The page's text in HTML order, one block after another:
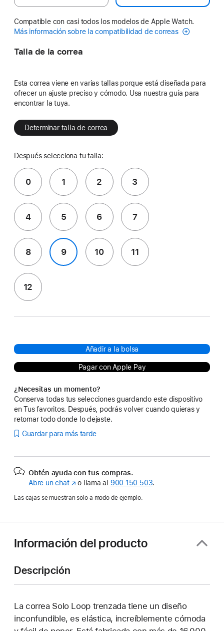
Compatible con casi todos los modelos de Apple Watch.
Más información sobre la compatibilidad de correas
Talla de la correa
Esta correa viene en varias tallas porque está diseñada para
ofrecer un ajuste preciso y cómodo. Usa nuestra guía para
encontrar la tuya.
Determinar talla de correa
Después selecciona tu talla:
0 1 2 3
4 5 6 7
8 9 10 11
12
Añadir a la bolsa
Pagar con Apple Pay
¿Necesitas un momento?
Conserva todas tus selecciones guardando este dispositivo
en Tus favoritos. Después, podrás volver cuando quieras y
retomar todo donde lo dejaste.
Guardar para más tarde
Obtén ayuda con tus compras.
Abre un chat(Se
abre
ventana
o llama al 900 150 503.
Las cajas se muestran solo a modo de ejemplo.
Información del producto
Descripción
La correa Solo Loop trenzada tiene un diseño
inconfundible, es elástica, increíblemente cómoda